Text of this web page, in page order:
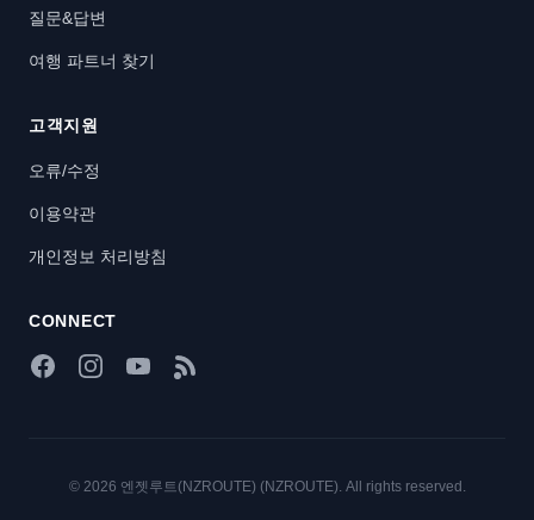
질문&답변
여행 파트너 찾기
고객지원
오류/수정
이용약관
개인정보 처리방침
CONNECT
FacebookInstagramYouTubeRSS Feed
© 2026 엔젯루트(NZROUTE) (NZROUTE). All rights reserved.